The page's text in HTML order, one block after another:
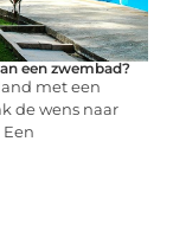
een zwembad?
met een
de wens naar